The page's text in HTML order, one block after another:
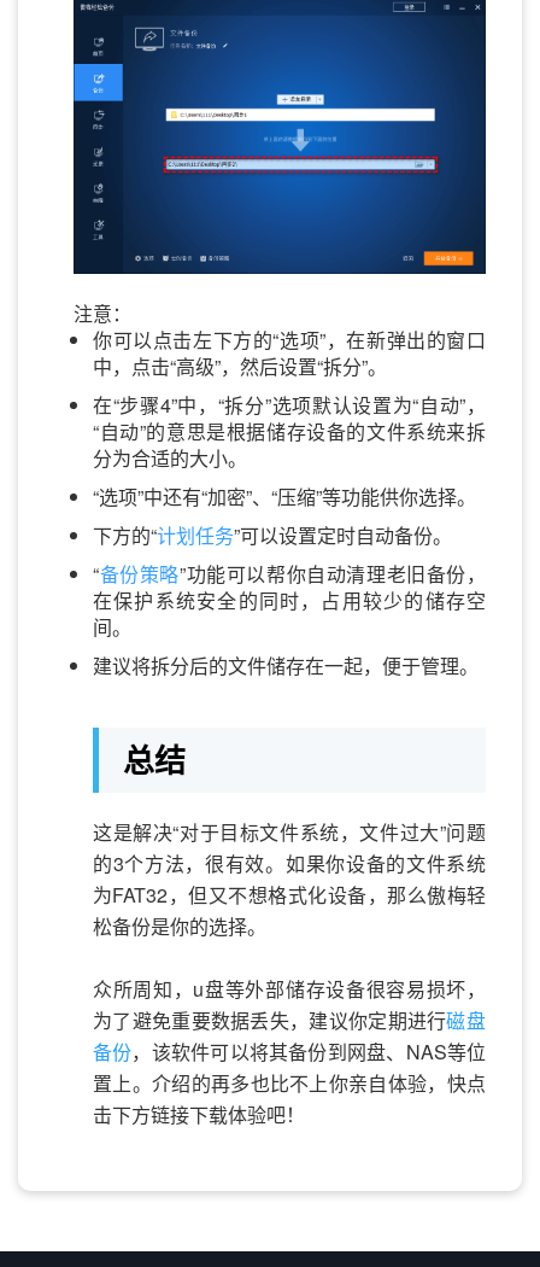
注意：
你可以点击左下方的“选项”，在新弹出的窗口
中，点击“高级”，然后设置“拆分”。
在“步骤4”中，“拆分”选项默认设置为“自动”，
“自动”的意思是根据储存设备的文件系统来拆
分为合适的大小。
“选项”中还有“加密”、“压缩”等功能供你选择。
下方的“计划任务”可以设置定时自动备份。
“备份策略”功能可以帮你自动清理老旧备份，
在保护系统安全的同时，占用较少的储存空
间。
建议将拆分后的文件储存在一起，便于管理。
总结
这是解决“对于目标文件系统，文件过大”问题
的3个方法，很有效。如果你设备的文件系统
为FAT32，但又不想格式化设备，那么傲梅轻
松备份是你的选择。
众所周知，u盘等外部储存设备很容易损坏，
为了避免重要数据丢失，建议你定期进行磁盘
备份，该软件可以将其备份到网盘、NAS等位
置上。介绍的再多也比不上你亲自体验，快点
击下方链接下载体验吧！